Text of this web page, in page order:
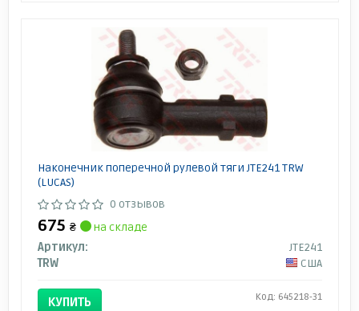
Наконечник поперечной рулевой тяги JTE241 TRW
(LUCAS)
0 отзывов
675 ₴
на складе
Артикул:
JTE241
TRW
США
КУПИТЬ Код: 645218-31